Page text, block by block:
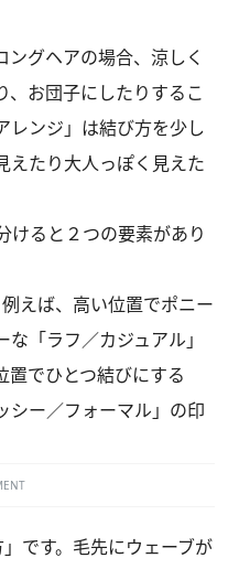
グヘアの場合、涼しく
、お団子にしたりするこ
レンジ」は結び方を少し
えたり大人っぽく見えた
ると２つの要素があり
えば、高い位置でポニー
「ラフ／カジュアル」
置でひとつ結びにする
シー／フォーマル」の印
です。毛先にウェーブが